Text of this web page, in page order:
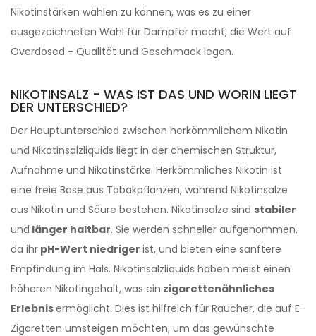
Nikotinstärken wählen zu können, was es zu einer
ausgezeichneten Wahl für Dampfer macht, die Wert auf
Overdosed - Qualität und Geschmack legen.
NIKOTINSALZ - WAS IST DAS UND WORIN LIEGT
DER UNTERSCHIED?
Der Hauptunterschied zwischen herkömmlichem Nikotin
und Nikotinsalzliquids liegt in der chemischen Struktur,
Aufnahme und Nikotinstärke. Herkömmliches Nikotin ist
eine freie Base aus Tabakpflanzen, während Nikotinsalze
aus Nikotin und Säure bestehen. Nikotinsalze sind stabiler
und länger haltbar. Sie werden schneller aufgenommen,
da ihr pH-Wert niedriger ist, und bieten eine sanftere
Empfindung im Hals. Nikotinsalzliquids haben meist einen
höheren Nikotingehalt, was ein zigarettenähnliches
Erlebnisermöglicht. Dies ist hilfreich für Raucher, die auf E-
Zigaretten umsteigen möchten, um das gewünschte